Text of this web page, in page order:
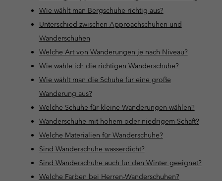
Wie wählt man Bergschuhe richtig aus?
Unterschied zwischen Approachschuhen und
Wanderschuhen
Welche Art von Wanderungen je nach Niveau?
Wie wähle ich die richtigen Wanderschuhe?
Wie wählt man die Schuhe für eine große
Wanderung aus?
Welche Schuhe für kleine Wanderungen wählen?
Wanderschuhe mit hohem oder niedrigem Schaft?
Welche Materialien für Wanderschuhe?
Sind Wanderschuhe wasserdicht?
Sind Wanderschuhe auch für den Winter geeignet?
Welche Farben bei Herren-Wanderschuhen?